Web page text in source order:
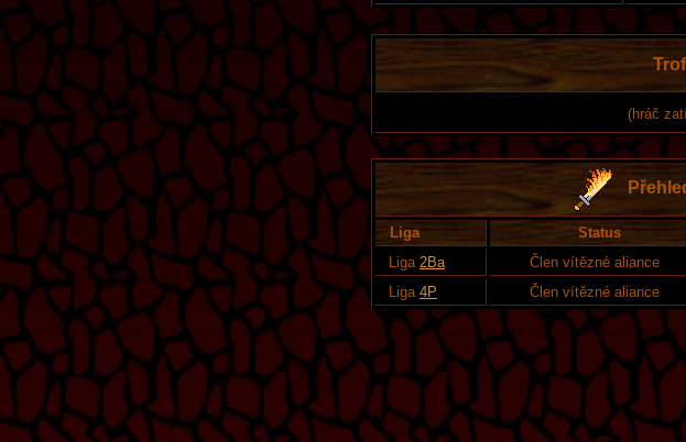
(hráč
Liga Status
Liga 2Ba Člen vítězné aliance
Liga 4P Člen vítězné aliance